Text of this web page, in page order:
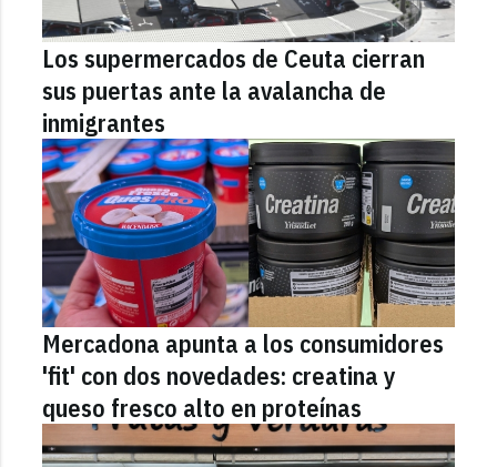
Los supermercados de Ceuta cierran
sus puertas ante la avalancha de
inmigrantes
Mercadona apunta a los consumidores
'fit' con dos novedades: creatina y
queso fresco alto en proteínas